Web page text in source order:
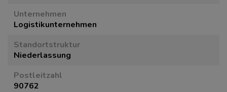
Unternehmen
Logistikunternehmen
Standortstruktur
Niederlassung
Postleitzahl
90762